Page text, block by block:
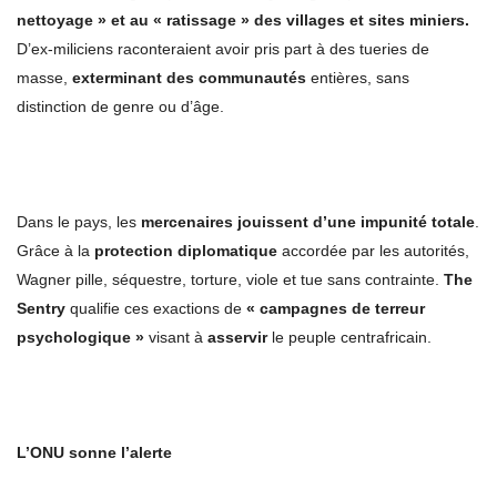
nettoyage » et au « ratissage » des villages et sites miniers.
D’ex-miliciens raconteraient avoir pris part à des tueries de
masse, exterminant des communautés entières, sans
distinction de genre ou d’âge.
Dans le pays, les mercenaires jouissent d’une impunité totale.
Grâce à la protection diplomatique accordée par les autorités,
Wagner pille, séquestre, torture, viole et tue sans contrainte. The
Sentry qualifie ces exactions de « campagnes de terreur
psychologique » visant à asservirle peuple centrafricain.
L’ONU sonne l’alerte